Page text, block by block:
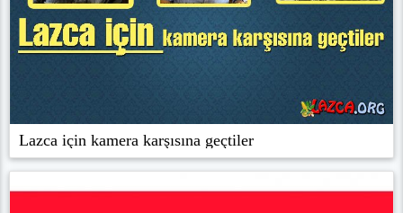
Lazca için kamera karşısına geçtiler